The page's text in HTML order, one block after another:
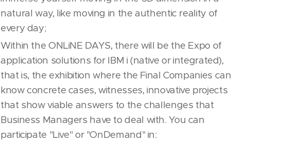
natural way, like moving in the authentic reality of
every day;
Within the ONLiNE DAYS, there will be the Expo of
application solutions for IBM i (native or integrated),
that is, the exhibition where the Final Companies can
know concrete cases, witnesses, innovative projects
that show viable answers to the challenges that
Business Managers have to deal with. You can
participate "Live" or "OnDemand" in: